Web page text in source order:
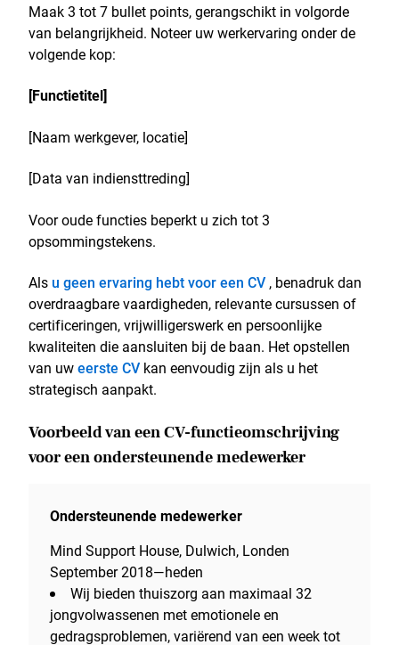
Maak 3 tot 7 bullet points, gerangschikt in volgorde
van belangrijkheid. Noteer uw werkervaring onder de
volgende kop:
[Functietitel]
[Naam werkgever, locatie]
[Data van indiensttreding]
Voor oude functies beperkt u zich tot 3
opsommingstekens.
Als u geen ervaring hebt voor een CV, benadruk dan
overdraagbare vaardigheden, relevante cursussen of
certificeringen, vrijwilligerswerk en persoonlijke
kwaliteiten die aansluiten bij de baan. Het opstellen
van uweerste CV kan eenvoudig zijn als u het
strategisch aanpakt.
Voorbeeld van een CV-functieomschrijving
voor een ondersteunende medewerker
Ondersteunende medewerker
Mind Support House, Dulwich, Londen
September 2018—heden
Wij bieden thuiszorg aan maximaal 32
jongvolwassenen met emotionele en
gedragsproblemen, variërend van een week tot